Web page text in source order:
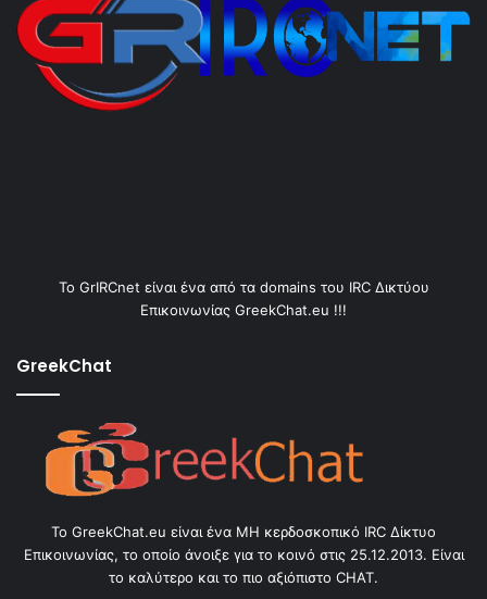
Το GrIRCnet είναι ένα από τα domains του IRC Δικτύου
Επικοινωνίας GreekChat.eu !!!
GreekChat
Το GreekChat.eu είναι ένα ΜΗ κερδοσκοπικό IRC Δίκτυο
Επικοινωνίας, το οποίο άνοιξε για το κοινό στις 25.12.2013. Είναι
το καλύτερο και το πιο αξιόπιστο CHAT.